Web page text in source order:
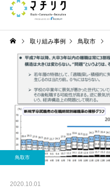
取り組み事例 鳥取市
鳥取市
2020.10.01